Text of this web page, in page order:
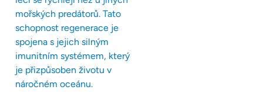
mořských predátorů. Tato
schopnost regenerace je
spojena s jejich silným
imunitním systémem, který
je přizpůsoben životu v
náročném oceánu.